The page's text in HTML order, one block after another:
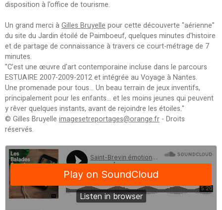
disposition à l'office de tourisme.
Un grand merci àGilles Bruyelle pour cette découverte "aérienne"
du site du Jardin étoilé de Paimboeuf, quelques minutes d'histoire
et de partage de connaissance à travers ce court-métrage de 7
minutes.
"C’est une œuvre d'art contemporaine incluse dans le parcours
ESTUAIRE 2007-2009-2012 et intégrée au Voyage à Nantes.
Une promenade pour tous… Un beau terrain de jeux inventifs,
principalement pour les enfants… et les moins jeunes qui peuvent
y rêver quelques instants, avant de rejoindre les étoiles."
© Gilles Bruyelle imagesetreportages@orange.fr - Droits
réservés.